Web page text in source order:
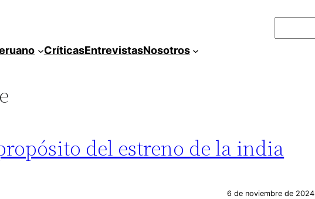
CríticasEntrevistasNosotros
del estreno de la india
6 de noviembre de 2024